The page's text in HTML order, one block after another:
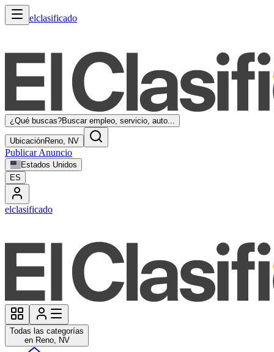
elclasificado
¿Qué buscas?Buscar empleo, servicio, auto...
UbicaciónReno, NV
Publicar Anuncio
Estados Unidos
ES
elclasificado
Todas las categorías
en Reno, NV